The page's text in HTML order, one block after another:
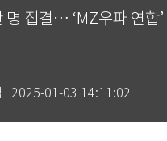
집결… ‘MZ우파 연합
2025-01-03 14:11:02